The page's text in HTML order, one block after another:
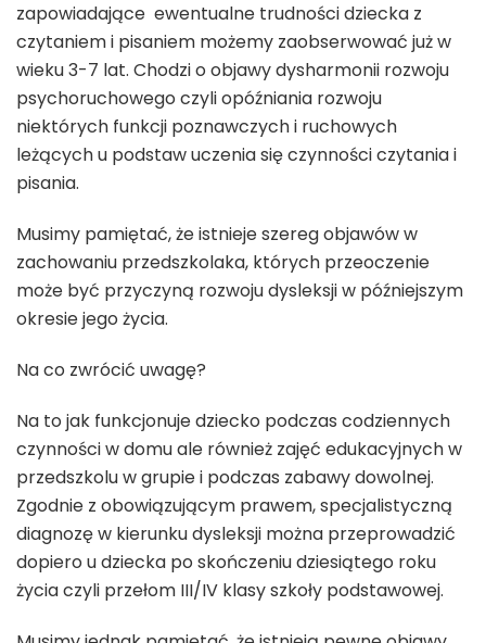
zapowiadające ewentualne trudności dziecka z
czytaniem i pisaniem możemy zaobserwować już w
wieku 3-7 lat. Chodzi o objawy dysharmonii rozwoju
psychoruchowego czyli opóźniania rozwoju
niektórych funkcji poznawczych i ruchowych
leżących u podstaw uczenia się czynności czytania i
pisania.
Musimy pamiętać, że istnieje szereg objawów w
zachowaniu przedszkolaka, których przeoczenie
może być przyczyną rozwoju dysleksji w późniejszym
okresie jego życia.
Na co zwrócić uwagę?
Na to jak funkcjonuje dziecko podczas codziennych
czynności w domu ale również zajęć edukacyjnych w
przedszkolu w grupie i podczas zabawy dowolnej.
Zgodnie z obowiązującym prawem, specjalistyczną
diagnozę w kierunku dysleksji można przeprowadzić
dopiero u dziecka po skończeniu dziesiątego roku
życia czyli przełom III/IV klasy szkoły podstawowej.